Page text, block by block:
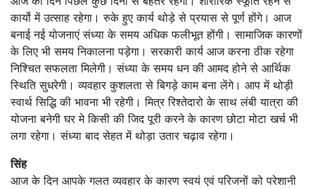
कार्यो में उत्साह रहेगा। रुके हुए कार्य थोड़े से प्रयास से पूर्ण होंगे। आज
बनाई नई योजनाएं संध्या के समय अधिक फलीभूत होंगी। सामाजिक कारणों
के लिए भी समय निकालना पड़ेगा। सरकारी कार्य आज करना ठीक रहेगा
निश्चित सफलता मिलेगी। संध्या के समय धन की आमद होने से आर्थिक
स्थिति सुधरेगी। व्यवहार कुशलता से बिगड़े काम बना लेंगे। आप में थोड़ी
स्वार्थ सिद्धि की भावना भी रहेगी। मित्र रिश्तेदारो के साथ लंबी यात्रा की
योजना बनेगी घर मे किसी की जिद पूरी करने के कारण छोटा मोटा खर्च भी
लगा रहेगा। संध्या बाद सेहत में थोड़ा उतार चढ़ाव रहेगा।
सिंह
आज के दिन आपके गलत व्यवहार के कारण स्वयं एवं परिजनों को परेशानी